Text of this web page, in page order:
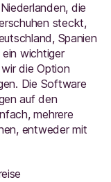
die
steckt,
Spanien
wichtiger
die Option
Die Software
auf den
mehrere
entweder mit